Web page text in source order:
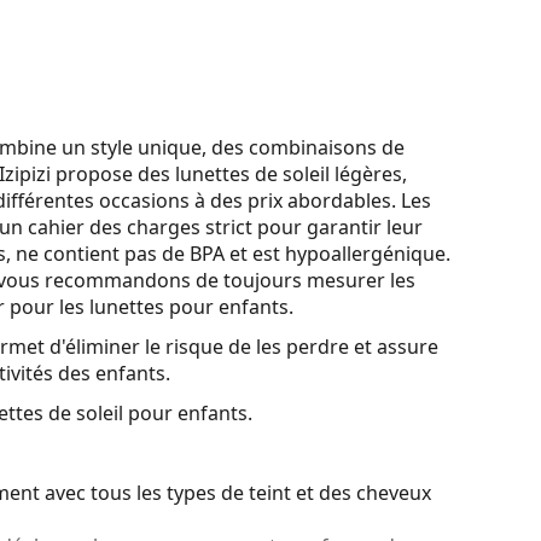
un style unique, des combinaisons de
propose des lunettes de soleil légères,
occasions à des prix abordables. Les
cahier des charges strict pour garantir leur
ne contient pas de BPA et est hypoallergénique.
recommandons de toujours mesurer les
pour les lunettes pour enfants.
d'éliminer le risque de les perdre et assure
des enfants.
de soleil pour enfants.
avec tous les types de teint et des cheveux